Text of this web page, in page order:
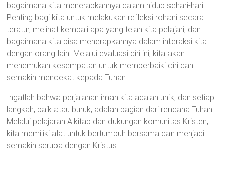
bagaimana kita menerapkannya dalam hidup sehari-hari.
Penting bagi kita untuk melakukan refleksi rohani secara
teratur, melihat kembali apa yang telah kita pelajari, dan
bagaimana kita bisa menerapkannya dalam interaksi kita
dengan orang lain. Melalui evaluasi diri ini, kita akan
menemukan kesempatan untuk memperbaiki diri dan
semakin mendekat kepada Tuhan.
Ingatlah bahwa perjalanan iman kita adalah unik, dan setiap
langkah, baik atau buruk, adalah bagian dari rencana Tuhan.
Melalui pelajaran Alkitab dan dukungan komunitas Kristen,
kita memiliki alat untuk bertumbuh bersama dan menjadi
semakin serupa dengan Kristus.